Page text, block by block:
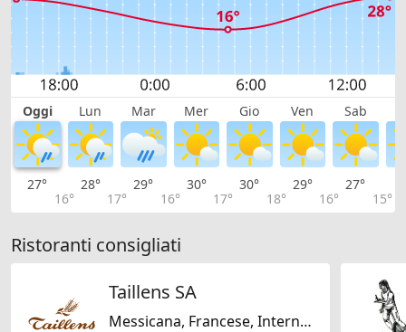
Oggi Lun Mar Mer Gio Ven Sab
27°
16°
28°
17°
29°
16°
30°
17°
30°
18°
29°
16°
27°
15°
Ristoranti consigliati
Taillens SA
Messicana, Francese, Internazionale, Italiana, Mediterranea, Regionale, Svizzera, Canadese, Americana, Senza glutine, Senza lattosio